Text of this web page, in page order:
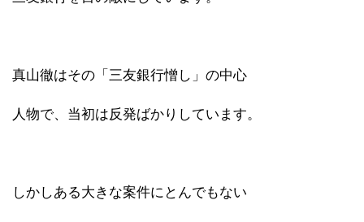
真山徹はその「三友銀行憎し」の中心
人物で、当初は反発ばかりしています。
しかしある大きな案件にとんでもない